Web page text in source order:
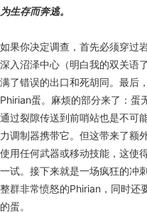
为生存而奔逃。
如果你决定调查，首先必须穿过
深入沼泽中心（明白我的双关语
满了错误的出口和死胡同。最后
Phirian蛋。麻烦的部分来了：蛋
通过裂隙传送到前哨站也是不可
力调制器携带它。但这带来了额
使用任何武器或移动技能，这使
一试。接下来就是一场疯狂的冲
整群非常愤怒的Phirian，同时还
的蛋。